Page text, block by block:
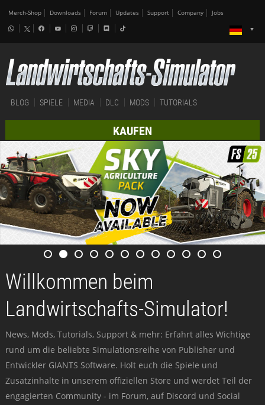
Merch-Shop Downloads Forum Updates Support Company Jobs
BLOG SPIELE MEDIA DLC MODS TUTORIALS
KAUFEN
Willkommen beim
Landwirtschafts-Simulator!
News, Mods, Tutorials, Support & mehr: Erfahrt alles Wichtige
rund um die beliebte Simulationsreihe von Publisher und
Entwickler GIANTS Software. Holt euch die Spiele und
Zusatzinhalte in unserem offiziellen Store und werdet Teil der
engagierten Community - im Forum, auf Discord und Social